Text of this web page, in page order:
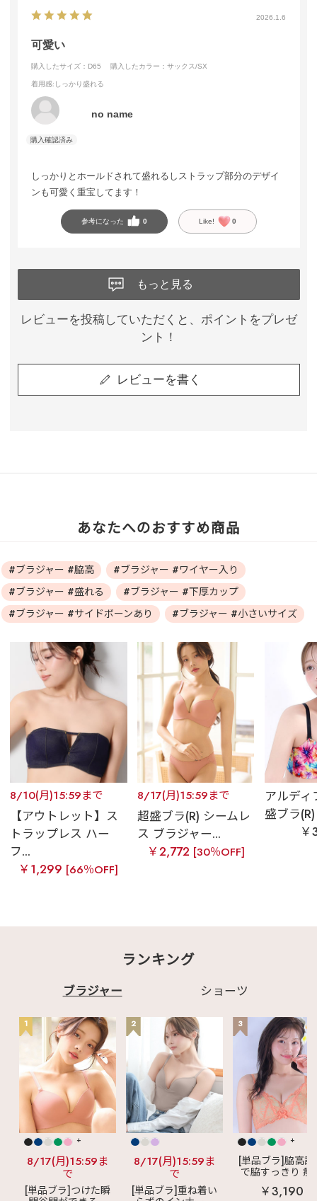
2026.1.6
可愛い
購入したサイズ：D65 購入したカラー：サックス/SX
着用感:しっかり盛れる
no name
しっかりとホールドされて盛れるしストラップ部分のデザイ
ンも可愛く重宝してます！
参考になった 0 Like! 0
もっと見る
レビューを投稿していただくと、ポイントをプレゼ
ント！
レビューを書く
あなたへのおすすめ商品
#ブラジャー #脇高
#ブラジャー #ワイヤー入り
#ブラジャー #盛れる
#ブラジャー #下厚カップ
#ブラジャー #サイドボーンあり
#ブラジャー #小さいサイズ
8/10(月)15:59まで
【アウトレット】ス
トラップレス ハー
フ...
￥1,299 [66％OFF]
8/17(月)15:59まで
超盛ブラ(R) シームレ
ス ブラジャー...
￥2,772 [30％OFF]
アルデ
盛ブラ
ランキング
ブラジャー ショーツ
1
+
8/17(月)15:59ま
で
[単品ブラ]つけた瞬
2
8/17(月)15:59ま
で
[単品ブラ]重ね着い
3
+
[単品ブラ]脇高設
で脇すっきり 痩
見えブラ
カシ
クールレース脇
￥3,190